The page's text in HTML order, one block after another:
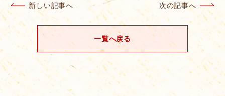
新しい記事へ 次の記事へ
一覧へ戻る